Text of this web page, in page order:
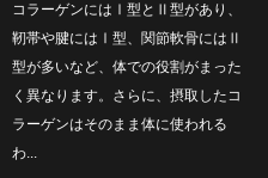
コラーゲンにはⅠ型とⅡ型があり、
靭帯や腱にはⅠ型、関節軟骨にはⅡ
型が多いなど、体での役割がまった
く異なります。さらに、摂取したコ
ラーゲンはそのまま体に使われる
わ...